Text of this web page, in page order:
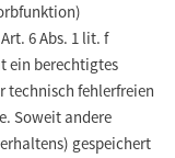
6 Abs. 1 lit. f
ein berechtigtes
technisch fehlerfreien
Soweit andere
gespeichert